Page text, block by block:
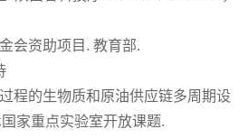
会资助项目. 教育部.
程的生物质和原油供应链多周期设
家重点实验室开放课题.